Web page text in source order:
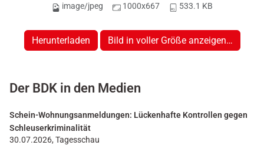
image/jpeg 1000x667 533.1 KB
Herunterladen Bild in voller Größe anzeigen…
Der BDK in den Medien
Schein-Wohnungsanmeldungen: Lückenhafte Kontrollen gegen
Schleuserkriminalität
30.07.2026, Tagesschau